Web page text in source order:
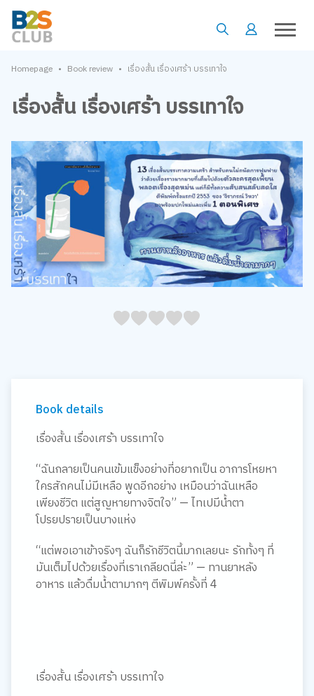
Homepage • Book review • เรื่องสั้น เรื่องเศร้า บรรเทาใจ
เรื่องสั้น เรื่องเศร้า บรรเทาใจ
45
4
35
3
25
2
15
1
05
Book details
เรื่องสั้น เรื่องเศร้า บรรเทาใจ
“ฉันกลายเป็นคนเข้มแข็งอย่างที่อยากเป็น อาการโหยหา
ใครสักคนไม่มีเหลือ พูดอีกอย่าง เหมือนว่าฉันเหลือ
เพียงชีวิต แต่สูญหายทางจิตใจ” — ไทเปมีน้ำตา
โปรยปรายเป็นบางแห่ง
“แต่พอเอาเข้าจริงๆ ฉันก็รักชีวิตนี้มากเลยนะ รักทั้งๆ ที่
มันเต็มไปด้วยเรื่องที่เราเกลียดนี่ล่ะ” — ทานยาหลัง
อาหาร แล้วดื่มน้ำตามากๆ ตีพิมพ์ครั้งที่ 4
เรื่องสั้น เรื่องเศร้า บรรเทาใจ